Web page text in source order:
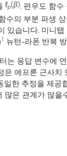
. 편우도 함수
수의 부분 파생
있습니다. 미니
1 뉴턴-라폰 반복
는 응답 변수에
은 에프론 근사
한 추정을 제공
많은 관계가 많